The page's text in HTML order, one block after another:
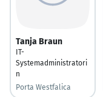
Tanja Braun
IT-
Systemadministratori
n
Porta Westfalica